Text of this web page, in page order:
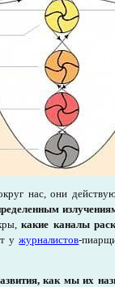
нас, они
какие каналы
ужурналистов-
как мы их